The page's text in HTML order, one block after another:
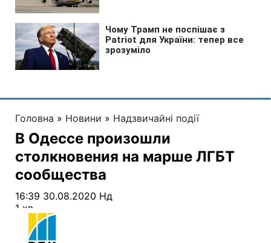
Головна » Новини » Надзвичайні події
В Одессе произошли
столкновения на марше ЛГБТ
сообщества
16:39 30.08.2020 Нд
1 хв